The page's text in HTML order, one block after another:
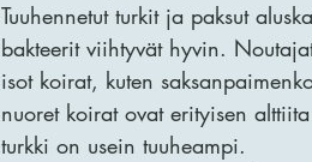
Tuuhennetut turkit ja paksut
bakteerit viihtyvät hyvin.
isot koirat, kuten
nuoret koirat ovat erityisen
turkki on usein tuuheampi.